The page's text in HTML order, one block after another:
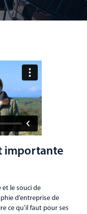
importante
et le souci de
d’entreprise de
ce qu'il faut pour ses